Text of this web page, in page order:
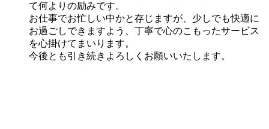
て何よりの励みです。
お仕事でお忙しい中かと存じますが、少しでも快適に
お過ごしできますよう、丁寧で心のこもったサービス
を心掛けてまいります。
今後とも引き続きよろしくお願いいたします。